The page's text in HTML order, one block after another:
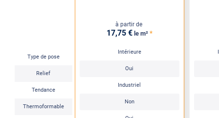
Type de pose
Relief
Tendance
Thermoformable
à partir de
17,75 € le m² *
Intérieure
Oui
Industriel
Non